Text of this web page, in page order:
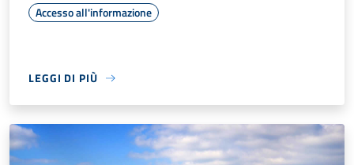
Accesso all'informazione
LEGGI DI PIÙ